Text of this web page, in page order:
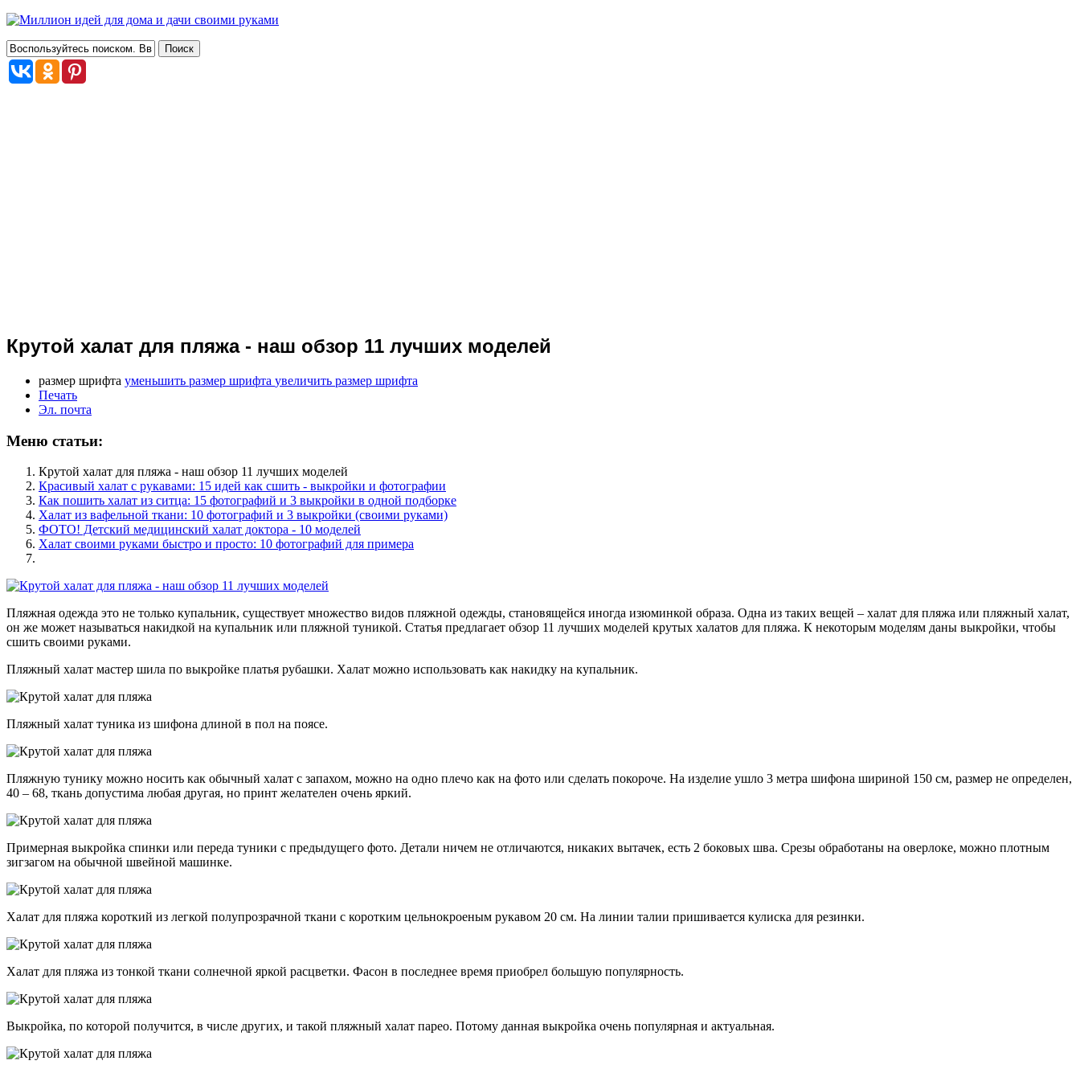
Крутой халат для пляжа - наш обзор 11 лучших моделей
размер шрифта уменьшить размер шрифта увеличить размер шрифта
Печать
Эл. почта
Меню статьи:
Крутой халат для пляжа - наш обзор 11 лучших моделей
Красивый халат с рукавами: 15 идей как сшить - выкройки и фотографии
Как пошить халат из ситца: 15 фотографий и 3 выкройки в одной подборке
Халат из вафельной ткани: 10 фотографий и 3 выкройки (своими руками)
ФОТО! Детский медицинский халат доктора - 10 моделей
Халат своими руками быстро и просто: 10 фотографий для примера
Пляжная одежда это не только купальник, существует множество видов пляжной одежды, становящейся иногда изюминкой образа. Одна из таких вещей – халат для пляжа или пляжный халат,
он же может называться накидкой на купальник или пляжной туникой. Статья предлагает обзор 11 лучших моделей крутых халатов для пляжа. К некоторым моделям даны выкройки, чтобы
сшить своими руками.
Пляжный халат мастер шила по выкройке платья рубашки. Халат можно использовать как накидку на купальник.
Пляжный халат туника из шифона длиной в пол на поясе.
Пляжную тунику можно носить как обычный халат с запахом, можно на одно плечо как на фото или сделать покороче. На изделие ушло 3 метра шифона шириной 150 см, размер не определен,
40 – 68, ткань допустима любая другая, но принт желателен очень яркий.
Примерная выкройка спинки или переда туники с предыдущего фото. Детали ничем не отличаются, никаких вытачек, есть 2 боковых шва. Срезы обработаны на оверлоке, можно плотным
зигзагом на обычной швейной машинке.
Халат для пляжа короткий из легкой полупрозрачной ткани с коротким цельнокроеным рукавом 20 см. На линии талии пришивается кулиска для резинки.
Халат для пляжа из тонкой ткани солнечной яркой расцветки. Фасон в последнее время приобрел большую популярность.
Выкройка, по которой получится, в числе других, и такой пляжный халат парео. Потому данная выкройка очень популярная и актуальная.